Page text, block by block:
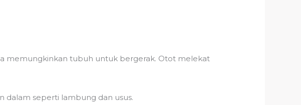
memungkinkan tubuh untuk bergerak. Otot melekat
dalam seperti lambung dan usus.